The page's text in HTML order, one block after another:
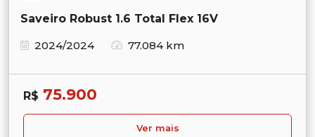
Saveiro Robust 1.6 Total Flex 16V
2024/2024
77.084 km
R$ 75.900
Ver mais